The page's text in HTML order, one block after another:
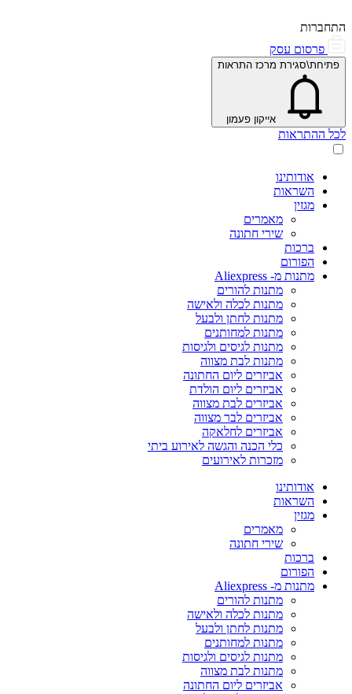
התחברות
פרסום עסק
פתיחת\סגירת מרכז התראות
אייקון פעמון
לכל ההתראות
אודותינו
השראות
מגזין
מאמרים
שירי חתונה
ברכות
הפורום
מתנות מ- Aliexpress
מתנות להורים
מתנות לכלה ולאישה
מתנות לחתן ולבעל
מתנות למחותנים
מתנות לגיסים ולגיסות
מתנות לבת מצווה
אביזרים ליום החתונה
אביזרים ליום הולדת
אביזרים לבת מצווה
אביזרים לבר מצווה
אביזרים לחלאקה
כלי הכנה והגשה לאירוע ביתי
מזכרות לאירועים
אודותינו
השראות
מגזין
מאמרים
שירי חתונה
ברכות
הפורום
מתנות מ- Aliexpress
מתנות להורים
מתנות לכלה ולאישה
מתנות לחתן ולבעל
מתנות למחותנים
מתנות לגיסים ולגיסות
מתנות לבת מצווה
אביזרים ליום החתונה